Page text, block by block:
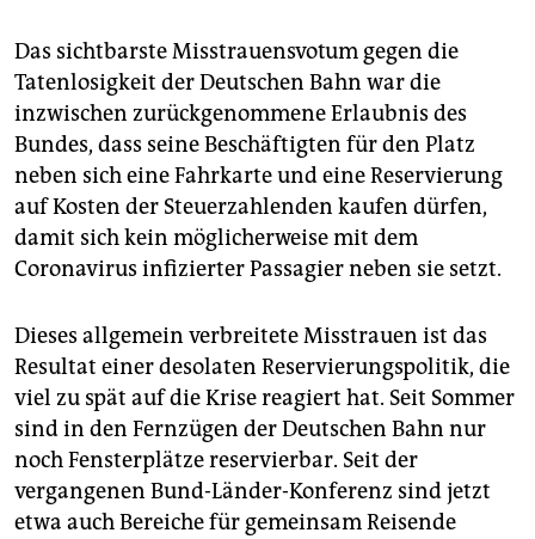
Das sichtbarste Misstrauensvotum gegen die
Tatenlosigkeit der Deutschen Bahn war die
inzwischen zurückgenommene Erlaubnis des
Bundes, dass seine Beschäftigten für den Platz
neben sich eine Fahrkarte und eine Reservierung
auf Kosten der Steuerzahlenden kaufen dürfen,
damit sich kein möglicherweise mit dem
Coronavirus infizierter Passagier neben sie setzt.
Dieses allgemein verbreitete Misstrauen ist das
Resultat einer desolaten Reservierungspolitik, die
viel zu spät auf die Krise reagiert hat. Seit Sommer
sind in den Fernzügen der Deutschen Bahn nur
noch Fensterplätze reservierbar. Seit der
vergangenen Bund-Länder-Konferenz sind jetzt
etwa auch Bereiche für gemeinsam Reisende